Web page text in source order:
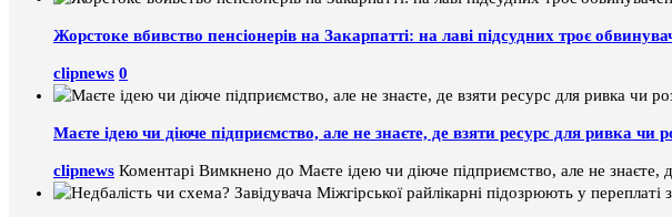
Жорстоке вбивство пенсіонерів на Закарпатті: на лаві підсудних троє
clipnews 0
Маєте ідею чи діюче підприємство, але не знаєте, де взяти ресурс для ривка
clipnews Коментарі Вимкнено до Маєте ідею чи діюче підприємство, але не